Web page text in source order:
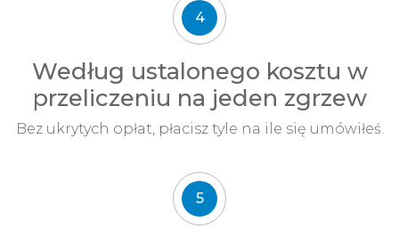
4
Według ustalonego kosztu w
przeliczeniu na jeden zgrzew
Bez ukrytych opłat, płacisz tyle na ile się umówiłeś.
5